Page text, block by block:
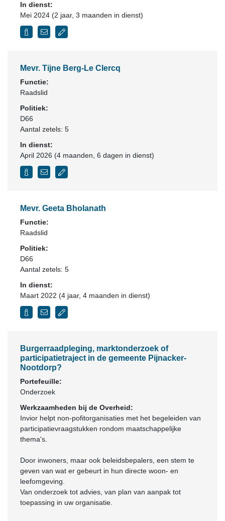
In dienst:
Mei 2024 (2 jaar, 3 maanden in dienst)
Mevr. Tijne Berg-Le Clercq
Functie:
Raadslid
Politiek:
D66
Aantal zetels: 5
In dienst:
April 2026 (4 maanden, 6 dagen in dienst)
Mevr. Geeta Bholanath
Functie:
Raadslid
Politiek:
D66
Aantal zetels: 5
In dienst:
Maart 2022 (4 jaar, 4 maanden in dienst)
Burgerraadpleging, marktonderzoek of
participatietraject in de gemeente Pijnacker-
Nootdorp?
Portefeuille:
Onderzoek
Werkzaamheden bij de Overheid:
Invior helpt non-pofitorganisaties met het begeleiden van
participatievraagstukken rondom maatschappelijke
thema's.
Door inwoners, maar ook beleidsbepalers, een stem te
geven van wat er gebeurt in hun directe woon- en
leefomgeving.
Van onderzoek tot advies, van plan van aanpak tot
toepassing in uw organisatie.